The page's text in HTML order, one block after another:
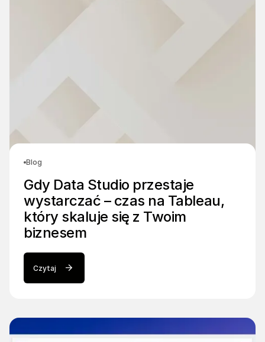
Blog
Gdy Data Studio przestaje
wystarczać – czas na Tableau,
który skaluje się z Twoim
biznesem
Czytaj